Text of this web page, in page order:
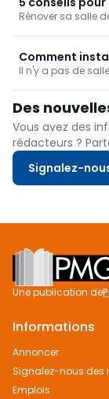
bains
Rénover sa salle
specials
look à votre salle
Comment
armoire de
Il n'y a pas de
effectuer
Des
Vous avez des
rédacteurs ?
Signalez-
Footer
Une publication de
Informations
Annoncer
Signalez-nous des
Emplois